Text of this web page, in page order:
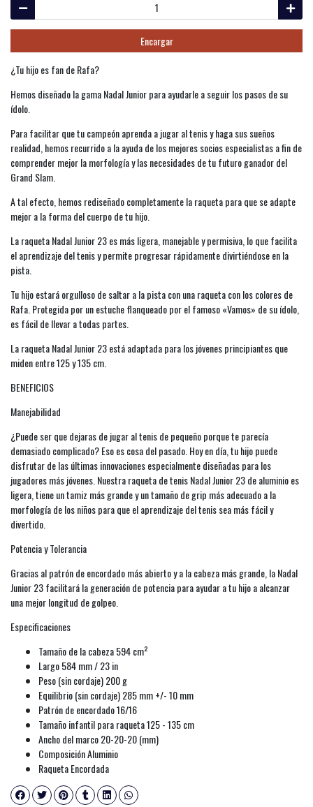
Encargar
¿Tu hijo es fan de Rafa?
Hemos diseñado la gama Nadal Junior para ayudarle a seguir los pasos de su
ídolo.
Para facilitar que tu campeón aprenda a jugar al tenis y haga sus sueños
realidad, hemos recurrido a la ayuda de los mejores socios especialistas a fin de
comprender mejor la morfología y las necesidades de tu futuro ganador del
Grand Slam.
A tal efecto, hemos rediseñado completamente la raqueta para que se adapte
mejor a la forma del cuerpo de tu hijo.
La raqueta Nadal Junior 23 es más ligera, manejable y permisiva, lo que facilita
el aprendizaje del tenis y permite progresar rápidamente divirtiéndose en la
pista.
Tu hijo estará orgulloso de saltar a la pista con una raqueta con los colores de
Rafa. Protegida por un estuche flanqueado por el famoso «Vamos» de su ídolo,
es fácil de llevar a todas partes.
La raqueta Nadal Junior 23 está adaptada para los jóvenes principiantes que
miden entre 125 y 135 cm.
BENEFICIOS
Manejabilidad
¿Puede ser que dejaras de jugar al tenis de pequeño porque te parecía
demasiado complicado? Eso es cosa del pasado. Hoy en día, tu hijo puede
disfrutar de las últimas innovaciones especialmente diseñadas para los
jugadores más jóvenes. Nuestra raqueta de tenis Nadal Junior 23 de aluminio es
ligera, tiene un tamiz más grande y un tamaño de grip más adecuado a la
morfología de los niños para que el aprendizaje del tenis sea más fácil y
divertido.
Potencia y Tolerancia
Gracias al patrón de encordado más abierto y a la cabeza más grande, la Nadal
Junior 23 facilitará la generación de potencia para ayudar a tu hijo a alcanzar
una mejor longitud de golpeo.
Especificaciones
Tamaño de la cabeza 594 cm²
Largo 584 mm / 23 in
Peso (sin cordaje) 200 g
Equilibrio (sin cordaje) 285 mm +/- 10 mm
Patrón de encordado 16/16
Tamaño infantil para raqueta 125 - 135 cm
Ancho del marco 20-20-20 (mm)
Composición Aluminio
Raqueta Encordada